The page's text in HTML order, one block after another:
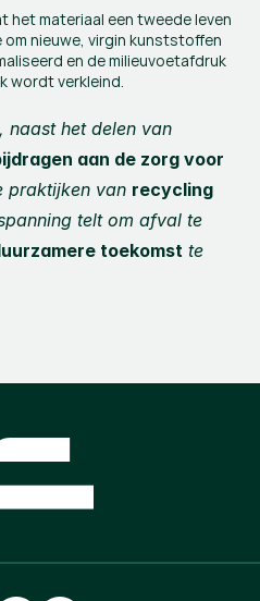
het materiaal een tweede leven
nieuwe, virgin kunststoffen
en de milieuvoetafdruk
wordt verkleind.
naast het delen van
aan de zorg voor
praktijken van recycling
telt om afval te
toekomst te